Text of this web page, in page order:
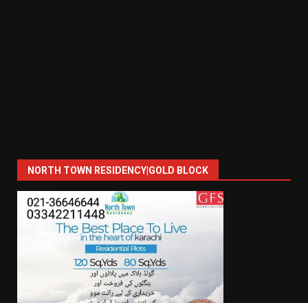
NORTH TOWN RESIDENCY|GOLD BLOCK